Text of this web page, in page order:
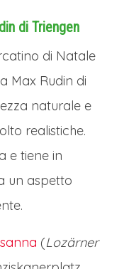
bancarelle
Natale, per se
alcune
l’aria di
resistere.
il
sono una
invade la
le sue oltre
cuore di
di Triengen
di Natale
Max Rudin di
naturale e
realistiche.
e tiene in
un aspetto
(Lozärner